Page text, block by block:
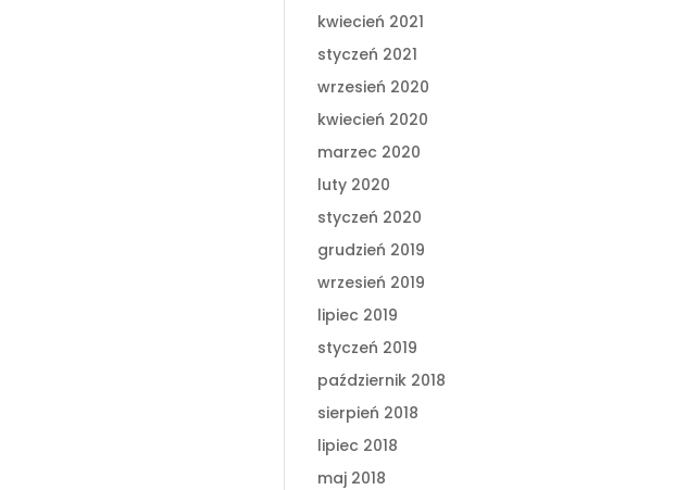
kwiecień 2021
styczeń 2021
wrzesień 2020
kwiecień 2020
marzec 2020
luty 2020
styczeń 2020
grudzień 2019
wrzesień 2019
lipiec 2019
styczeń 2019
październik 2018
sierpień 2018
lipiec 2018
maj 2018